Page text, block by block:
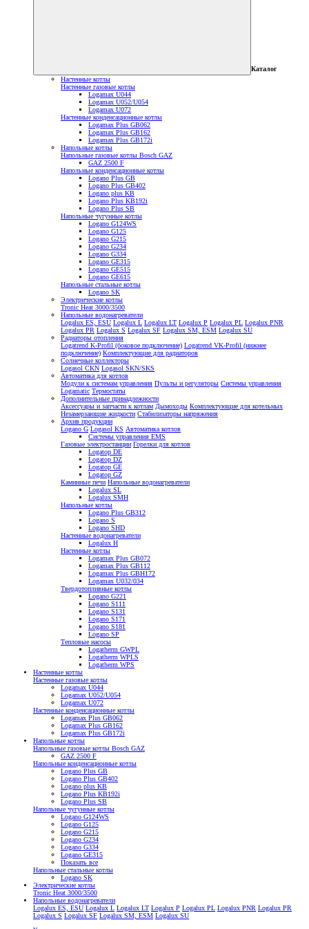
Каталог
Настенные котлы
Настенные газовые котлы
Logamax U044
Logamax U052/U054
Logamax U072
Настенные конденсационные котлы
Logamax Plus GB062
Logamax Plus GB162
Logamax Plus GB172i
Напольные котлы
Напольные газовые котлы Bosch GAZ
GAZ 2500 F
Напольные конденсационные котлы
Logano Plus GB
Logano Plus GB402
Logano plus KB
Logano Plus KB192i
Logano Plus SB
Напольные чугунные котлы
Logano G124WS
Logano G125
Logano G215
Logano G234
Logano G334
Logano GE315
Logano GE515
Logano GE615
Напольные стальные котлы
Logano SK
Электрические котлы
Tronic Heat 3000/3500
Напольные водонагреватели
Logalux ES, ESU Logalux L Logalux LT Logalux P Logalux PL Logalux PNR
Logalux PR Logalux S Logalux SF Logalux SM, ESM Logalux SU
Радиаторы отопления
Logatrend K-Profil (боковое подключение) Logatrend VK-Profil (нижнее
подключение) Комплектующие для радиаторов
Солнечные коллекторы
Logasol CKN Logasol SKN/SKS
Автоматика для котлов
Модули к системам управления Пульты и регуляторы Системы управления
Logamatic Термостаты
Дополнительные принадлежности
Аксессуары и запчасти к котлам Дымоходы Комплектующие для котельных
Незамерзающие жидкости Стабилизаторы напряжения
Архив продукции
Logano G Logasol KS Автоматика котлов
Системы управления EMS
Газовые электростанции Горелки для котлов
Logatop DE
Logatop DZ
Logatop GE
Logatop GZ
Каминные печи Напольные водонагреватели
Logalux SL
Logalux SMH
Напольные котлы
Logano Plus GB312
Logano S
Logano SHD
Настенные водонагреватели
Logalux H
Настенные котлы
Logamax Plus GB072
Logamax Plus GB112
Logamax Plus GBH172
Logamax U032/034
Твердотопливные котлы
Logano G221
Logano S111
Logano S131
Logano S171
Logano S181
Logano SP
Тепловые насосы
Logatherm GWPL
Logatherm WPLS
Logatherm WPS
Настенные котлы
Настенные газовые котлы
Logamax U044
Logamax U052/U054
Logamax U072
Настенные конденсационные котлы
Logamax Plus GB062
Logamax Plus GB162
Logamax Plus GB172i
Напольные котлы
Напольные газовые котлы Bosch GAZ
GAZ 2500 F
Напольные конденсационные котлы
Logano Plus GB
Logano Plus GB402
Logano plus KB
Logano Plus KB192i
Logano Plus SB
Напольные чугунные котлы
Logano G124WS
Logano G125
Logano G215
Logano G234
Logano G334
Logano GE315
Показать все
Напольные стальные котлы
Logano SK
Электрические котлы
Tronic Heat 3000/3500
Напольные водонагреватели
Logalux ES, ESU Logalux L Logalux LT Logalux P Logalux PL Logalux PNR Logalux PR
Logalux S Logalux SF Logalux SM, ESM Logalux SU